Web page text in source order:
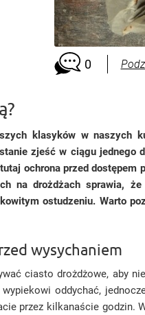
0
klasyków w naszych
zjeść w ciągu
ochrona przed
na drożdżach sprawia,
ostudzeniu. Warto
wysychaniem
ciasto drożdżowe, aby
oddychać,
przez kilkanaście